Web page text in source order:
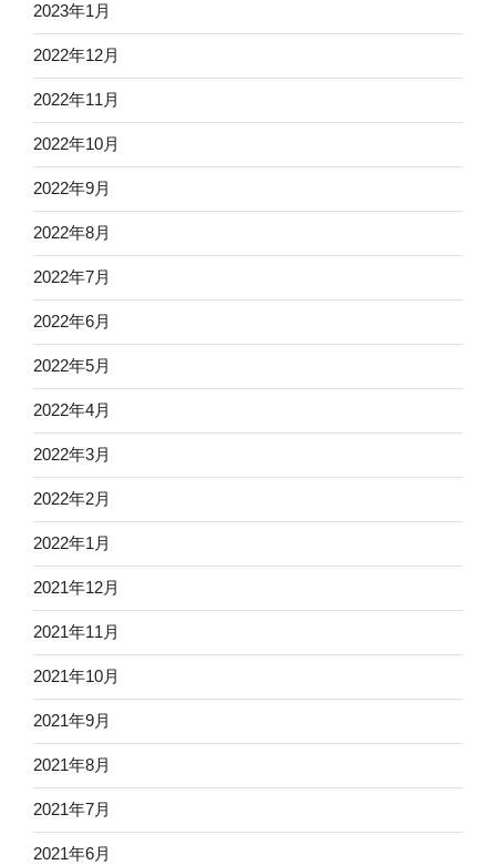
2023年1月
2022年12月
2022年11月
2022年10月
2022年9月
2022年8月
2022年7月
2022年6月
2022年5月
2022年4月
2022年3月
2022年2月
2022年1月
2021年12月
2021年11月
2021年10月
2021年9月
2021年8月
2021年7月
2021年6月